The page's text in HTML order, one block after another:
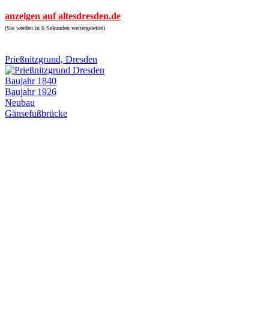
anzeigen auf altesdresden.de
(Sie werden in 6 Sekunden weitergeleitet)
Prießnitzgrund, Dresden
Baujahr 1840
Baujahr 1926
Neubau
Gänsefußbrücke